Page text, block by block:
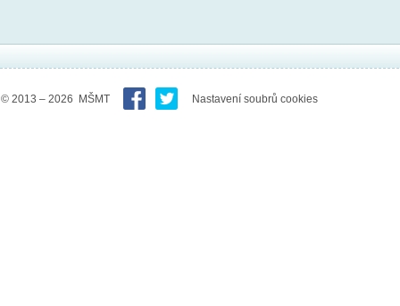
© 2013 – 2026 MŠMT Nastavení soubrů cookies